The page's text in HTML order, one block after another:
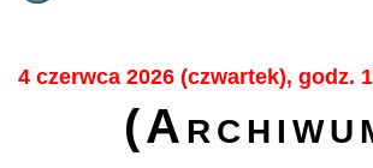
4 czerwca 2026 (czwartek), godz.